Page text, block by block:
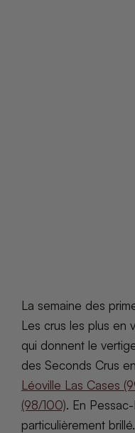
La semaine des
Les crus les plus en
qui donnent le
des Seconds Crus
Léoville Las Cases
(98/100). En
particulièrement